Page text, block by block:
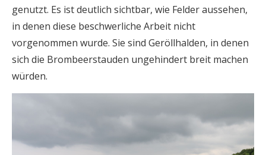
genutzt. Es ist deutlich sichtbar, wie Felder aussehen,
in denen diese beschwerliche Arbeit nicht
vorgenommen wurde. Sie sind Geröllhalden, in denen
sich die Brombeerstauden ungehindert breit machen
würden.